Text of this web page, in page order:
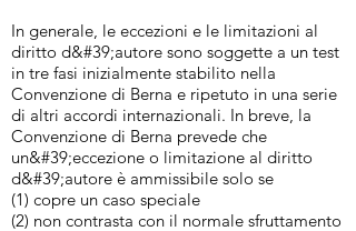
In generale, le eccezioni e le limitazioni al
diritto d&#39;autore sono soggette a un test
in tre fasi inizialmente stabilito nella
Convenzione di Berna e ripetuto in una serie
di altri accordi internazionali. In breve, la
Convenzione di Berna prevede che
un&#39;eccezione o limitazione al diritto
d&#39;autore è ammissibile solo se
(1) copre un caso speciale
(2) non contrasta con il normale sfruttamento